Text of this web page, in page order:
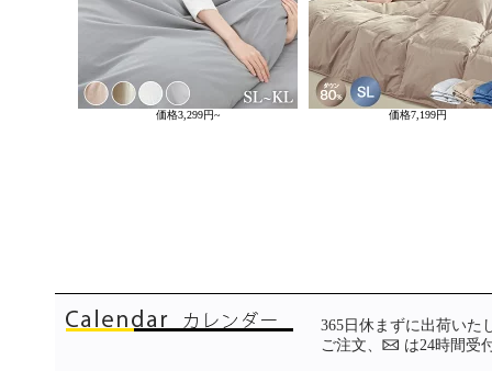
価格3,299円~ 価格7,199円